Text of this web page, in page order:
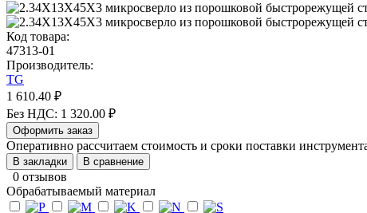
Код товара:
47313-01
Производитель:
TG
1 610.40 ₽
Без НДС: 1 320.00 ₽
Оформить заказ
Оперативно рассчитаем стоимость и сроки поставки
В закладки В сравнение
0 отзывов
Обрабатываемый материал